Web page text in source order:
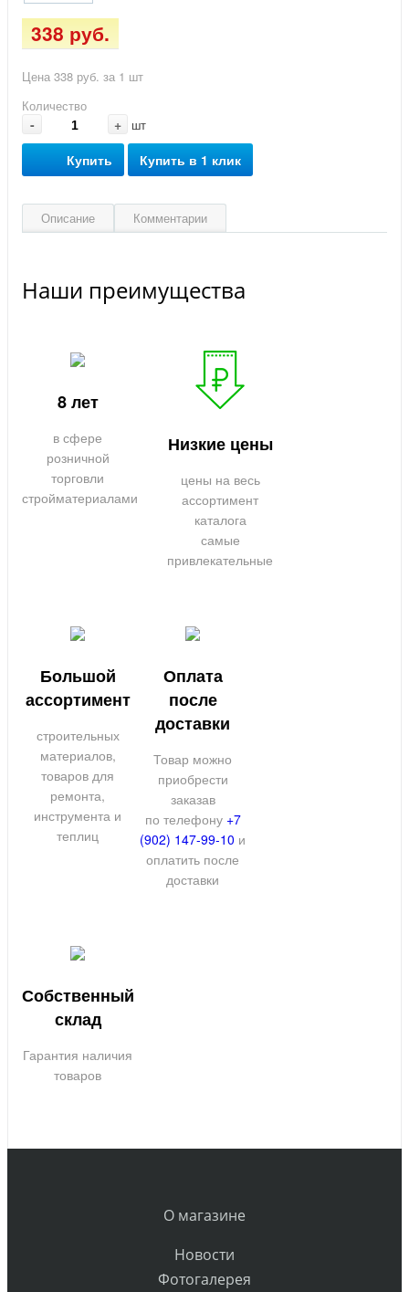
338 руб.
Цена 338 руб. за 1 шт
Количество
- + шт
Купить Купить в 1 клик
Описание Комментарии
Наши преимущества
8 лет
в сфере
розничной
торговли
стройматериалами
Низкие цены
цены на весь
ассортимент
каталога
самые
привлекательные
Большой
ассортимент
строительных
материалов,
товаров для
ремонта,
инструмента и
теплиц
Оплата
после
доставки
Товар можно
приобрести
заказав
по телефону +7
(902) 147-99-10 и
оплатить после
доставки
Собственный
склад
Гарантия наличия
товаров
О магазине
Новости
Фотогалерея